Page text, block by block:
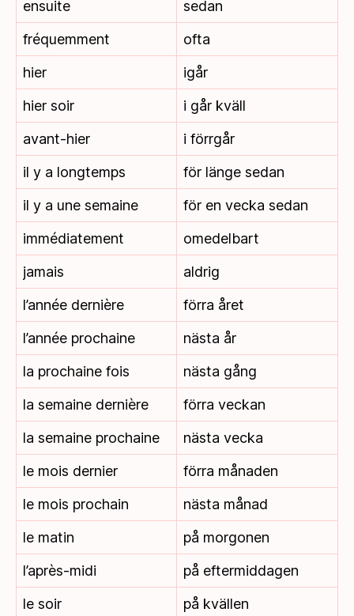
ensuite
sedan
fréquemment
ofta
hier
igår
hier soir
i går kväll
avant-hier
i förrgår
il y a longtemps
för länge sedan
il y a une semaine
för en vecka sedan
immédiatement
omedelbart
jamais
aldrig
l’année dernière
förra året
l’année prochaine
nästa år
la prochaine fois
nästa gång
la semaine dernière
förra veckan
la semaine prochaine
nästa vecka
le mois dernier
förra månaden
le mois prochain
nästa månad
le matin
på morgonen
l’après-midi
på eftermiddagen
le soir
på kvällen